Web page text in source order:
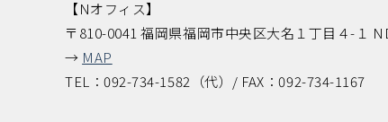
【Nオフィス】
〒810-0041 福岡県福岡市中央区大名１丁目４-１
→ MAP
TEL：092-734-1582（代）/ FAX：092-734-1167